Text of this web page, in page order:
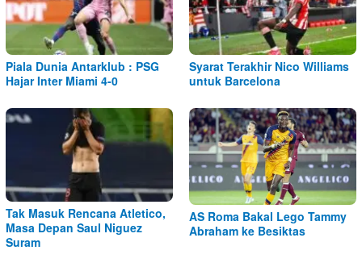
Piala Dunia Antarklub : PSG
Hajar Inter Miami 4-0
Syarat Terakhir Nico Williams
untuk Barcelona
Tak Masuk Rencana Atletico,
Masa Depan Saul Niguez
Suram
AS Roma Bakal Lego Tammy
Abraham ke Besiktas